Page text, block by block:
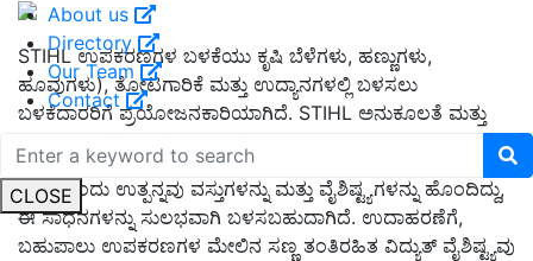
About us
Directory
Our Team
Contact
CLOSE
STIHL ಉಪಕರಣಗಳ ಬಳಕೆಯು ಕೃಷಿ ಬೆಳೆಗಳು, ಹಣ್ಣುಗಳು,
ಹೂವುಗಳು), ತೋಟಗಾರಿಕೆ ಮತ್ತು ಉದ್ಯಾನಗಳಲ್ಲಿ ಬಳಸಲು
ಬಳಕೆದಾರರಿಗೆ ಪ್ರಯೋಜನಕಾರಿಯಾಗಿದೆ. STIHL ಅನುಕೂಲತೆ ಮತ್ತು
ಪ್ರತಿಯೊಂದು ಉತ್ಪನ್ನವು ವಸ್ತುಗಳನ್ನು ಮತ್ತು ವೈಶಿಷ್ಟ್ಯಗಳನ್ನು ಹೊಂದಿದ್ದು,
ಈ ಸಾಧನಗಳನ್ನು ಸುಲಭವಾಗಿ ಬಳಸಬಹುದಾಗಿದೆ. ಉದಾಹರಣೆಗೆ,
ಬಹುಪಾಲು ಉಪಕರಣಗಳ ಮೇಲಿನ ಸಣ್ಣ ತಂತಿರಹಿತ ವಿದ್ಯುತ್ ವೈಶಿಷ್ಟ್ಯವು